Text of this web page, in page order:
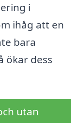
i
ihåg att en
bara
ökar dess
utan